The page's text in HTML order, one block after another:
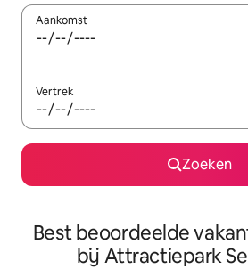
Aankomst
Vertrek
Zoeken
Best beoordeelde
bij Attractiepark